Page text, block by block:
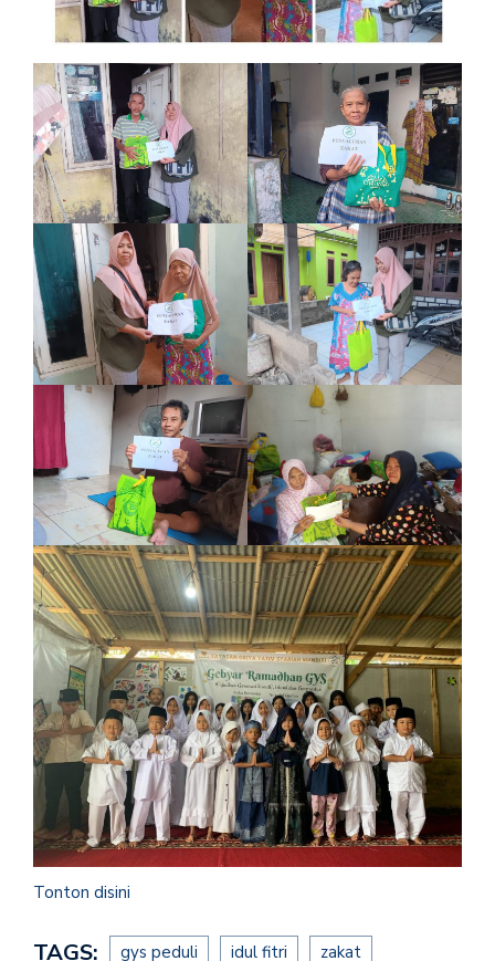
Tonton disini
TAGS: gys peduli idul fitri zakat